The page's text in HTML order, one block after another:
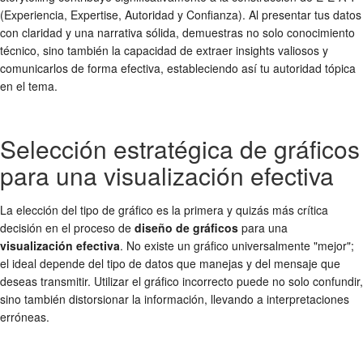
(Experiencia, Expertise, Autoridad y Confianza). Al presentar tus datos
con claridad y una narrativa sólida, demuestras no solo conocimiento
técnico, sino también la capacidad de extraer insights valiosos y
comunicarlos de forma efectiva, estableciendo así tu autoridad tópica
en el tema.
Selección estratégica de gráficos
para una visualización efectiva
La elección del tipo de gráfico es la primera y quizás más crítica
decisión en el proceso de diseño de gráficos para una
visualización efectiva. No existe un gráfico universalmente "mejor";
el ideal depende del tipo de datos que manejas y del mensaje que
deseas transmitir. Utilizar el gráfico incorrecto puede no solo confundir,
sino también distorsionar la información, llevando a interpretaciones
erróneas.